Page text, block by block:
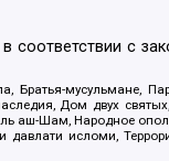
с
мусульмане,
Дом двух
аш-Шам, Народное
исломи,